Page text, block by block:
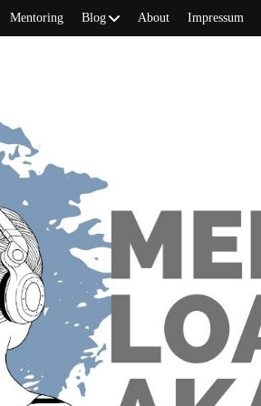
Mentoring Blog About Impressum